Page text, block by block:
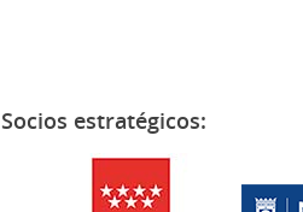
Socios estratégicos: